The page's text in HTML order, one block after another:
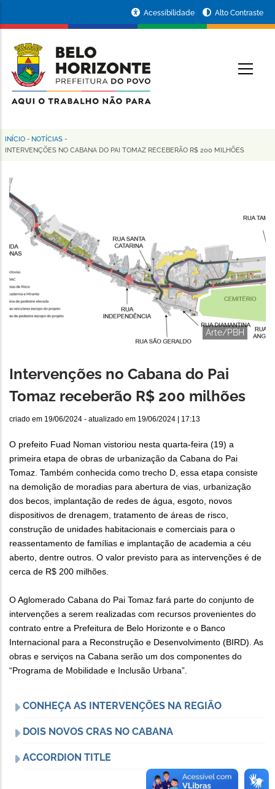
conteúdo
principal
da
Prefeitura
de
Horizonte
Acessibilidade Alto Contraste
Trilha
navegação
INÍCIO - NOTÍCIAS -
INTERVENÇÕES NO CABANA DO PAI TOMAZ RECEBERÃO R$ 200 MILHÕES
Arte/PBH
Intervenções no Cabana do Pai
Tomaz receberão R$ 200 milhões
criado em 19/06/2024 - atualizado em 19/06/2024 | 17:13
O prefeito Fuad Noman vistoriou nesta quarta-feira (19) a
primeira etapa de obras de urbanização da Cabana do Pai
Tomaz. Também conhecida como trecho D, essa etapa consiste
na demolição de moradias para abertura de vias, urbanização
dos becos, implantação de redes de água, esgoto, novos
dispositivos de drenagem, tratamento de áreas de risco,
construção de unidades habitacionais e comerciais para o
reassentamento de famílias e implantação de academia a céu
aberto, dentre outros. O valor previsto para as intervenções é de
cerca de R$ 200 milhões.
O Aglomerado Cabana do Pai Tomaz fará parte do conjunto de
intervenções a serem realizadas com recursos provenientes do
contrato entre a Prefeitura de Belo Horizonte e o Banco
Internacional para a Reconstrução e Desenvolvimento (BIRD). As
obras e serviços na Cabana serão um dos componentes do
“Programa de Mobilidade e Inclusão Urbana”.
CONHEÇA AS INTERVENÇÕES NA REGIÃO
DOIS NOVOS CRAS NO CABANA
ACCORDION TITLE